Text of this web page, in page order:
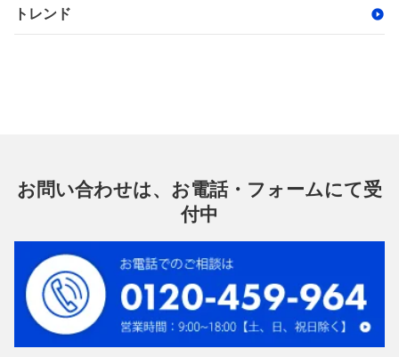
トレンド
お問い合わせは、お電話・フォームにて受
付中